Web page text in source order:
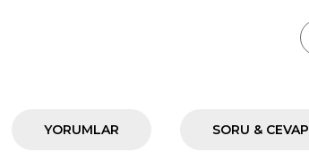
YORUMLAR SORU & CEVAP